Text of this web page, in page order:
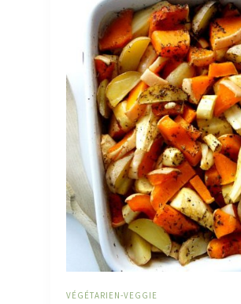
VÉGÉTARIEN-VEGGIE